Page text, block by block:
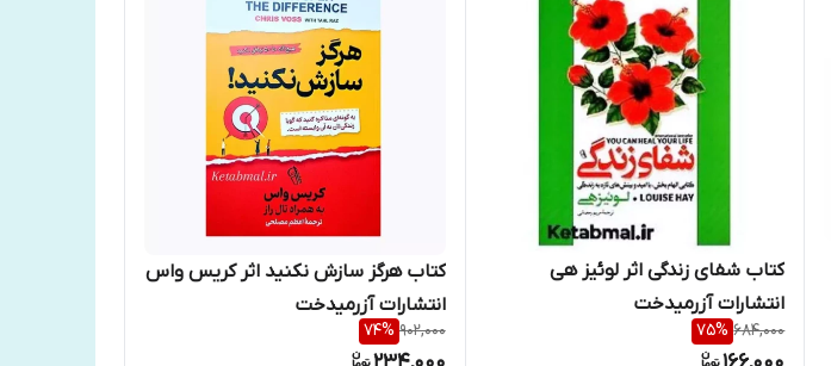
کتاب شفای زندگی اثر لوئیز هی
انتشارات آزرمیدخت
684,000
75%
کتاب هرگز سازش نکنید اثر کریس واس
انتشارات آزرمیدخت
902,000
74%